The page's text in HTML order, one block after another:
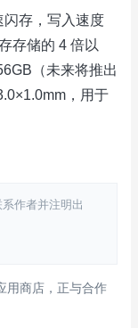
存，写入速度
存储的 4 倍以
（未来将推出
，用于
作者并注明出
用商店，正与合作